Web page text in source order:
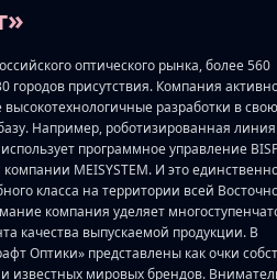
оптического рынка, более 560
городов присутствия. Компания
разработки в свою
Например, роботизированная
программное управление
компании MEISYSTEM. И это
класса на территории всей
компания уделяет
качества выпускаемой продукции. В
Оптики» представлены как очки
и известных мировых брендов.